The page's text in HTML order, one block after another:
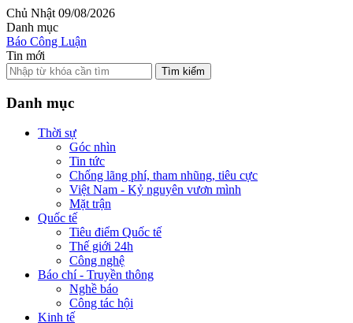
Chủ Nhật 09/08/2026
Danh mục
Báo Công Luận
Tin mới
Tìm kiếm
Danh mục
Thời sự
Góc nhìn
Tin tức
Chống lãng phí, tham nhũng, tiêu cực
Việt Nam - Kỷ nguyên vươn mình
Mặt trận
Quốc tế
Tiêu điểm Quốc tế
Thế giới 24h
Công nghệ
Báo chí - Truyền thông
Nghề báo
Công tác hội
Kinh tế